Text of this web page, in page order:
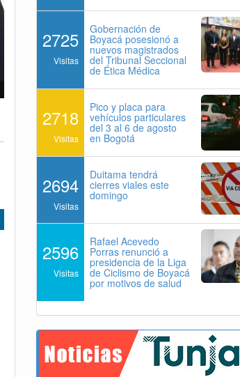
2725
Visitas
Gobernación de
Boyacá posesionó a
nuevos magistrados
del Tribunal Seccional
de Ética Médica
2718
Visitas
Pico y placa para
vehículos particulares
del 3 al 6 de agosto
en Bogotá
2694
Visitas
Duitama tendrá
cierres viales este
domingo
2596
Visitas
Rafael Acevedo
Porras renunció a
presidencia de la Liga
de Ciclismo de Boyacá
por motivos de salud